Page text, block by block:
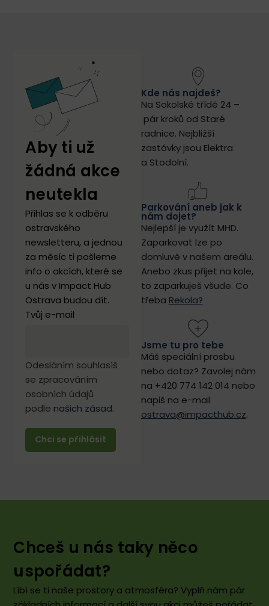
Aby ti už
žádná akce
neutekla
Přihlas se k odběru
ostravského
newsletteru, a jednou
za měsíc ti pošleme
info o akcích, které se
u nás v Impact Hub
Ostrava budou dít.
Tvůj e-mail
Odesláním souhlasíš
se zpracováním
osobních údajů
podle našich zásad.
Kde nás najdeš?
Na Sokolské třídě 24 –
pár kroků od Staré
radnice. Nejbližší
zastávky jsou Elektra
a Stodolní.
Parkování aneb jak k
nám dojet?
Nejlepší je využít MHD.
Zaparkovat lze po
domluvě v našem areálu.
Anebo zkus přijet na kole,
to zaparkuješ všude. Co
třeba Rekola?
Jsme tu pro tebe
Máš speciální prosbu
nebo dotaz? Zavolej nám
na +420 774 142 014 nebo
napiš na e-mail
ostrava@impacthub.cz.
Chceš u nás taky něco
uspořádat?
Líbí se ti naše prostory a atmosféra? Vyplň nám pár